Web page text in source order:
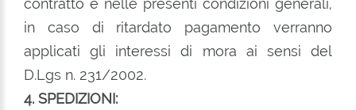
contratto e nelle presenti condizioni generali,
in caso di ritardato pagamento verranno
applicati gli interessi di mora ai sensi del
D.Lgs n. 231/2002.
4. SPEDIZIONI: